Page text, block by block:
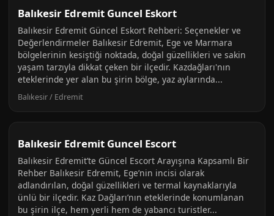
Balıkesir Edremit Guncel Eskort
Balıkesir Edremit Güncel Eskort Rehberi: Seçenekler ve
Değerlendirmeler Balıkesir Edremit, Ege ve Marmara
bölgelerinin kesiştiği noktada, doğal güzellikleri ve sakin
yaşam tarzıyla dikkat çeken bir ilçedir. Kazdağları'nın
eteklerinde yer alan bu şirin bölge, yaz aylarında...
Balıkesir / Edremit
Balıkesir Edremit Guncel Escort
Balıkesir Edremit’te Güncel Escort Arayışına Kapsamlı Bir
Rehber Balıkesir Edremit, Ege’nin incisi olarak
adlandırılan, doğal güzellikleri ve termal kaynaklarıyla
ünlü bir ilçedir. Kaz Dağları’nın eteklerinde konumlanan
bu şirin ilçe, hem yerli hem de yabancı turistler...